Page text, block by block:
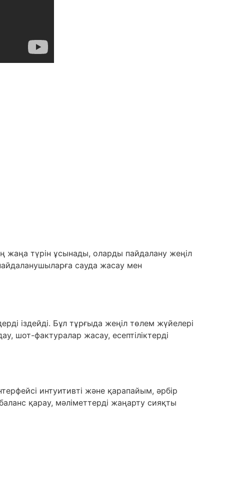
жаңа түрін ұсынады, оларды пайдалану жеңіл
сауда жасау мен
іздейді. Бұл тұрғыда жеңіл төлем жүйелері
шот-фактуралар жасау, есептіліктерді
интуитивті және қарапайым, әрбір
қарау, мәліметтерді жаңарту сияқты